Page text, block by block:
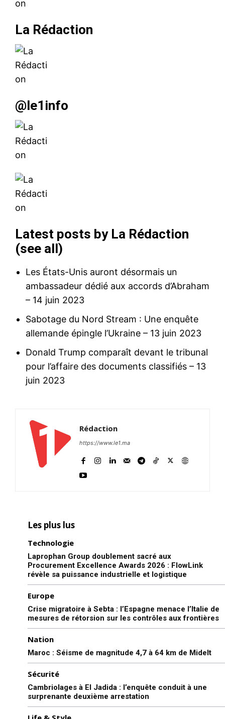
l'intelligence de
l'information
S'ABONNER MAINTENANT
Insight Publications
À propos
Nous contacter
Formules d’abonnement
La Rédaction
@le1info
Latest posts by La Rédaction
(see all)
Les États-Unis auront désormais un
ambassadeur dédié aux accords d’Abraham
– 14 juin 2023
Sabotage du Nord Stream : Une enquête
allemande épingle l’Ukraine – 13 juin 2023
Donald Trump comparaît devant le tribunal
pour l’affaire des documents classifiés – 13
juin 2023
Rédaction
https://www.le1.ma
Les plus lus
Technologie
Laprophan Group doublement sacré aux
Procurement Excellence Awards 2026 : FlowLink
révèle sa puissance industrielle et logistique
Europe
Crise migratoire à Sebta : l’Espagne menace l’Italie de
mesures de rétorsion sur les contrôles aux frontières
Nation
Maroc : Séisme de magnitude 4,7 à 64 km de Midelt
Sécurité
Cambriolages à El Jadida : l’enquête conduit à une
surprenante deuxième arrestation